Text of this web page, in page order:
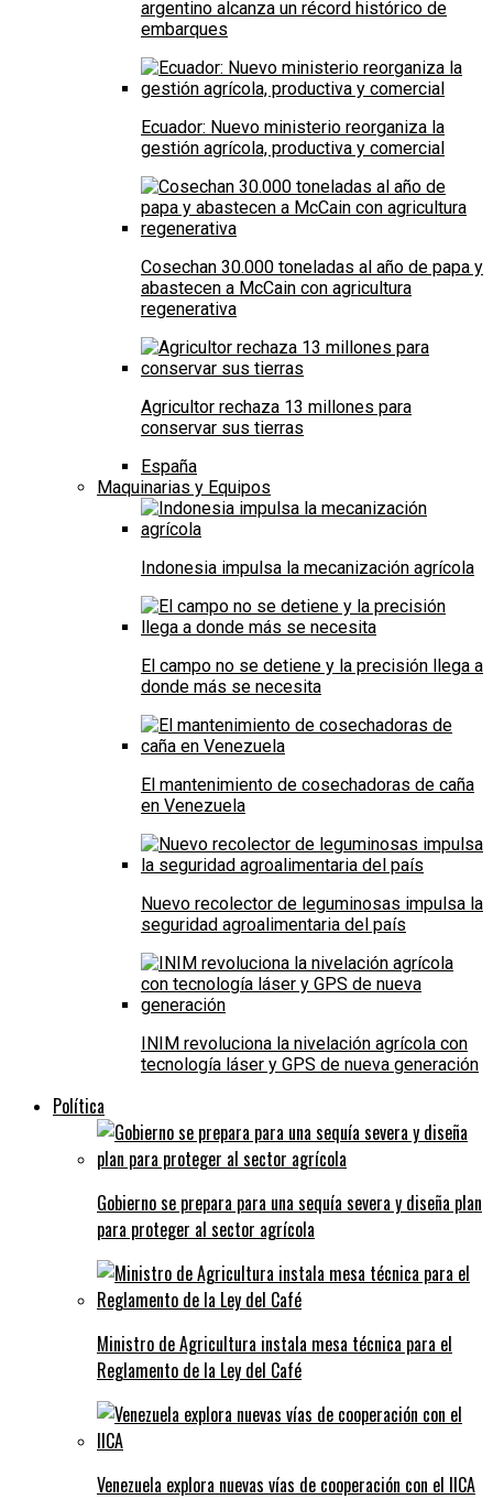
argentino alcanza un récord histórico de
embarques
Ecuador: Nuevo ministerio reorganiza la
gestión agrícola, productiva y comercial
Cosechan 30.000 toneladas al año de papa y
abastecen a McCain con agricultura
regenerativa
Agricultor rechaza 13 millones para
conservar sus tierras
España
Maquinarias y Equipos
Indonesia impulsa la mecanización agrícola
El campo no se detiene y la precisión llega a
donde más se necesita
El mantenimiento de cosechadoras de caña
en Venezuela
Nuevo recolector de leguminosas impulsa la
seguridad agroalimentaria del país
INIM revoluciona la nivelación agrícola con
tecnología láser y GPS de nueva generación
Política
Gobierno se prepara para una sequía severa y diseña plan
para proteger al sector agrícola
Ministro de Agricultura instala mesa técnica para el
Reglamento de la Ley del Café
Venezuela explora nuevas vías de cooperación con el IICA